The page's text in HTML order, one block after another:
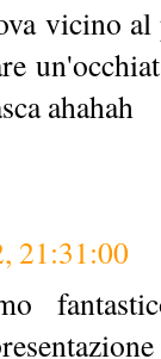
vicino
ahahah
21:31:00